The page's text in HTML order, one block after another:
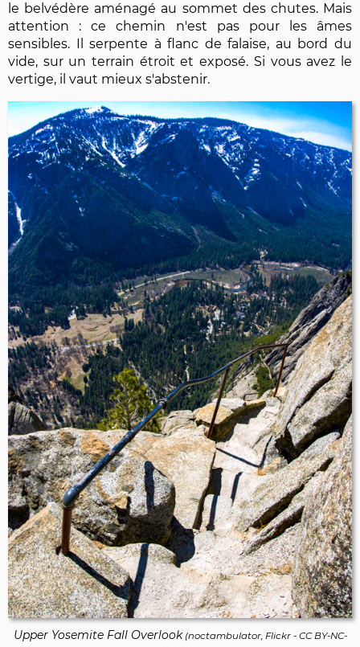
le belvédère aménagé au sommet des chutes. Mais
attention : ce chemin n'est pas pour les âmes
sensibles. Il serpente à flanc de falaise, au bord du
vide, sur un terrain étroit et exposé. Si vous avez le
vertige, il vaut mieux s'abstenir.
Upper Yosemite Fall Overlook(noctambulator, Flickr- CC BY-NC-